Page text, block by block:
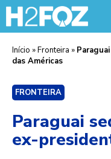
Início »Fronteira »
das Américas
FRONTEIRA
Paraguai
ex-